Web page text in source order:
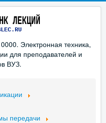
Электронная техника,
для преподавателей и
ВУЗ.
передачи